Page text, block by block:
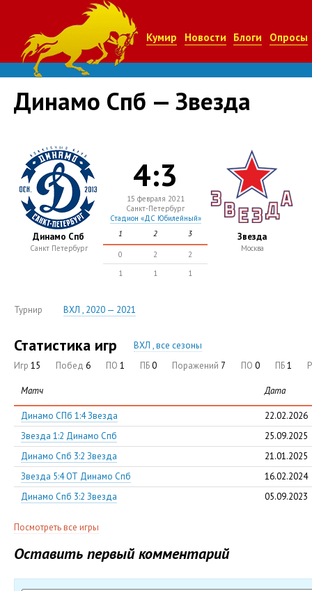
Кумир Новости Блоги Опросы
Динамо Спб — Звезда
Динамо Спб
Санкт Петербург
4:3
15 февраля 2021
Санкт-Петербург
Стадион «ДС Юбилейный»
1
2 3
0 2
2
1
1 1
Звезда
Москва
Турнир ВХЛ , 2020 — 2021
Статистика игр
ВХЛ , все сезоны
Игр 15 Побед 6 ПО 1 ПБ0 Поражений 7 ПО 0 ПБ1
Матч Дата
Динамо СПб 1:4 Звезда
22.02.2026
Звезда 1:2 Динамо Спб
25.09.2025
Динамо Спб 3:2 Звезда
21.01.2025
Звезда 5:4 ОТ Динамо Спб
16.02.2024
Динамо Спб 3:2 Звезда
05.09.2023
Посмотреть все игры
Оставить первый комментарий